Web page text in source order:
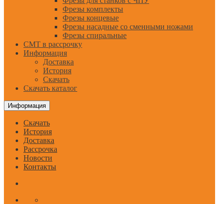
Фрезы комплекты
Фрезы концевые
Фрезы насадные со сменными ножами
Фрезы спиральные
CMT в рассрочку
Информация
Доставка
История
Скачать
Скачать каталог
Информация
Скачать
История
Доставка
Рассрочка
Новости
Контакты